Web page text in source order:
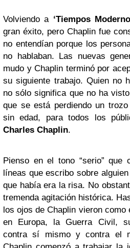
Volviendo a ‘Tiempos
gran éxito, pero Chaplin fue
no entendían porque los
no hablaban. Las nuevas
mudo y Chaplin terminó por
su siguiente trabajo. Quien no
no sólo significa que no ha
que se está perdiendo un
sin edad, para todos los
Charles Chaplin.
Pienso en el tono “serio” que
líneas que escribo sobre
que había era la risa. No
tremenda agitación histórica.
los ojos de Chaplin vieron
en Europa, la Guerra Civil,
contra sí mismo y contra el